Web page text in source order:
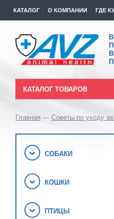
КАТАЛОГ О КОМПАНИИ ГДЕ
КАТАЛОГ ТОВАРОВ
Главная Советы по уходу
СОБАКИ
КОШКИ
ПТИЦЫ